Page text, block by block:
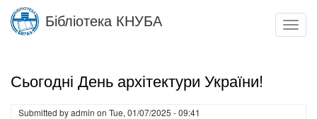
Skip
main
Бібліотека КНУБА
Сьогодні День архітектури України!
Submitted byadmin on Tue, 01/07/2025 - 09:41